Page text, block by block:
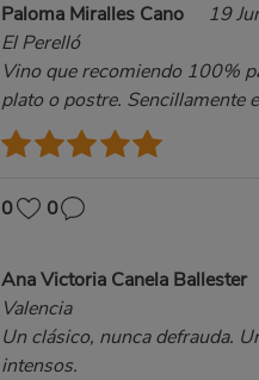
Paloma Miralles Cano
19
El Perelló
Vino que recomiendo 100%
plato o postre. Sencillamente
0 0
Ana Victoria Canela Ballester
Valencia
Un clásico, nunca defrauda.
intensos.